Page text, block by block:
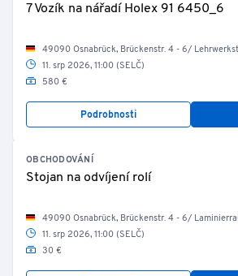
7 Vozík na nářadí Holex 91 6450_6
49090 Osnabrück, Brückenstr. 4 - 6/
11. srp 2026, 11:00 (SELČ)
580 €
Podrobnosti
OBCHODOVÁNÍ
Stojan na odvíjení rolí
49090 Osnabrück, Brückenstr. 4 - 6/
11. srp 2026, 11:00 (SELČ)
30 €